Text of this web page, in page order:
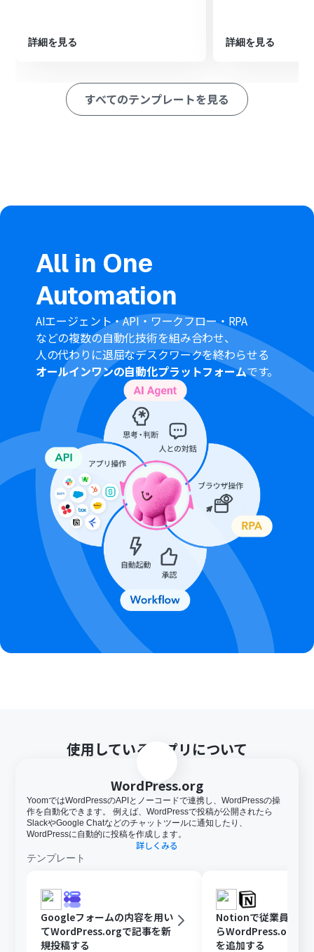
ション
Gmailでメールを送信するアクションでは、通知を送る宛
先（To, Cc, Bcc）を任意で設定することが可能です。
メールの件名や本文は、固定のテキストだけでなく、
ださい。
ください。
詳細を見る 詳細を見る
すべてのテンプレートを見る
All in One
Automation
AIエージェント・API・ワークフロー・RPA
などの複数の自動化技術を組み合わせ、
人の代わりに退屈なデスクワークを終わらせる
オールインワンの自動化プラットフォームです。
使用しているアプリについて
WordPress.org
YoomではWordPressのAPIとノーコードで連携し、WordPressの操
作を自動化できます。 例えば、WordPressで投稿が公開されたら
SlackやGoogle Chatなどのチャットツールに通知したり、
WordPressに自動的に投稿を作成します。
詳しくみる
テンプレート
Googleフォームの内容を用い
てWordPress.orgで記事を新
規投稿する
Notionで従業員が登
らWordPress.orgに
を追加する